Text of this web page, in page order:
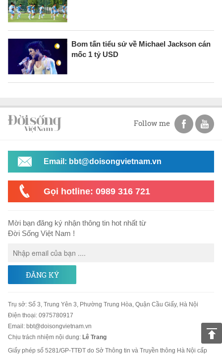
Bom tấn tiểu sử về Michael Jackson cán
mốc 1 tỷ USD
Follow me
Email: bbt@doisongvietnam.vn
Gọi hotline: 0989 316 721
Mời bạn đăng ký nhận thông tin hot nhất từ
Đời Sống Việt Nam !
ĐĂNG KÝ
Trụ sở: Số 3, Trung Yên 3, Phường Trung Hòa, Quận Cầu Giấy, Hà Nội
Điện thoại: 0975780917
Email: bbt@doisongvietnam.vn
Chịu trách nhiệm nội dung: Lê Trang
Giấy phép số 5281/GP-TTĐT do Sở Thông tin và Truyền thông Hà Nội cấp